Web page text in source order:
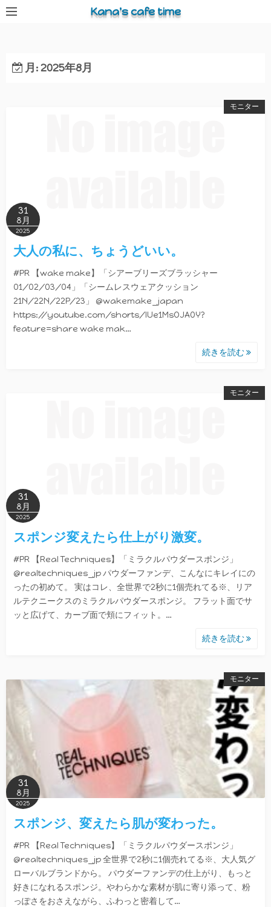
コ
Kana's cafe time
月:2025年8月
モニター
31
8月
2025
大人の私に、ちょうどいい。
#PR 【wake make】「シアーブリーズブラッシャー
01/02/03/04」「シームレスウェアクッション
21N/22N/22P/23」 @wakemake_japan
https://youtube.com/shorts/lUe1MsOJA0Y?
feature=share wake mak…
続きを読む
モニター
31
8月
2025
スポンジ変えたら仕上がり激変。
#PR 【Real Techniques】「ミラクルパウダースポンジ」
@realtechniques_jp パウダーファンデ、こんなにキレイにの
ったの初めて。 実はコレ、全世界で2秒に1個売れてる※、リア
ルテクニークスのミラクルパウダースポンジ。 フラット面でサ
ッと広げて、カーブ面で頬にフィット。…
続きを読む
モニター
31
8月
2025
スポンジ、変えたら肌が変わった。
#PR 【Real Techniques】「ミラクルパウダースポンジ」
@realtechniques_jp 全世界で2秒に1個売れてる※、大人気グ
ローバルブランドから。 パウダーファンデの仕上がり、もっと
好きになれるスポンジ。やわらかな素材が肌に寄り添って、粉
っぽさをおさえながら、ふわっと密着して…